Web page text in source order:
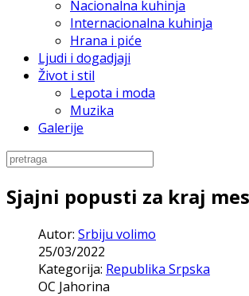
Nacionalna kuhinja
Internacionalna kuhinja
Hrana i piće
Ljudi i dogadjaji
Život i stil
Lepota i moda
Muzika
Galerije
Sjajni popusti za kraj
Autor: Srbiju volimo
25/03/2022
Kategorija: Republika Srpska
OC Jahorina